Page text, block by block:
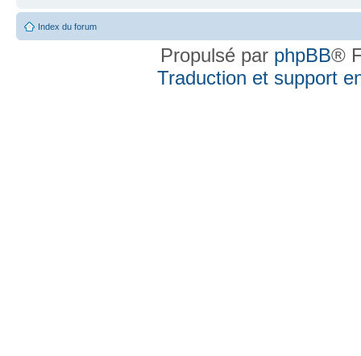
Index du forum
Propulsé par phpBB®
Traduction et support